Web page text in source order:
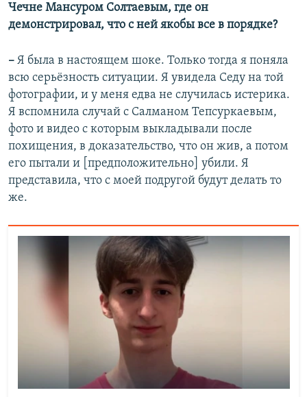
Чечне Мансуром Солтаевым, где он
демонстрировал, что с ней якобы все в порядке?
– Я была в настоящем шоке. Только тогда я поняла
всю серьёзность ситуации. Я увидела Седу на той
фотографии, и у меня едва не случилась истерика.
Я вспомнила случай с Салманом Тепсуркаевым,
фото и видео с которым выкладывали после
похищения, в доказательство, что он жив, а потом
его пытали и [предположительно] убили. Я
представила, что с моей подругой будут делать то
же.